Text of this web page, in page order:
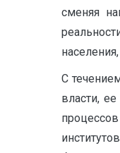
сменяя
С
власти,